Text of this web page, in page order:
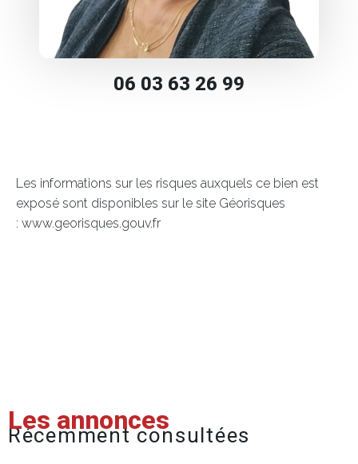
06 03 63 26 99
Les informations sur les risques auxquels ce bien est
exposé sont disponibles sur le site Géorisques
: www.georisques.gouv.fr
Les annonces
Récemment consultées